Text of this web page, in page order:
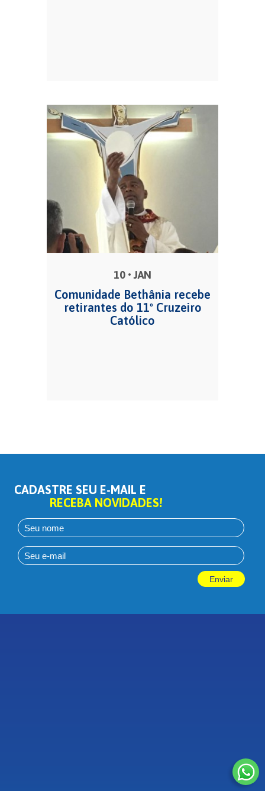
10 • JAN
Comunidade Bethânia recebe
retirantes do 11º Cruzeiro
Católico
CADASTRE SEU E-MAIL E
RECEBA NOVIDADES!